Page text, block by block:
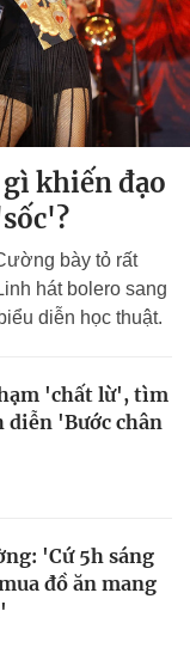
khiến đạo
bày tỏ rất
hát bolero sang
diễn học thuật.
'chất lừ', tìm
'Bước chân
'Cứ 5h sáng
đồ ăn mang